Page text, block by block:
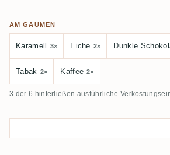
AM GAUMEN
Karamell 3× Eiche 2× Dunkle
Tabak 2× Kaffee 2×
3 der 6 hinterließen ausführliche